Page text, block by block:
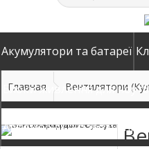
Акумулятори та батареї
Блоки живлення для
Автомобільні зарядні
Главная Вентилятори